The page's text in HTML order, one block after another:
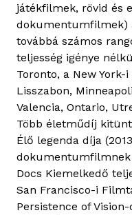
játékfilmek, rövid és
dokumentumfilmek)
továbbá számos
teljesség igénye
Toronto, a New York-
Lisszabon,
Valencia, Ontario,
Több életműdíj
Élő legenda díja
dokumentumfilmnek
Docs Kiemelkedő
San Francisco-i
Persistence of